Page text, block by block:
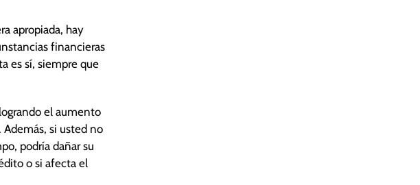
sufrirá un
o los
crédito
profesional
en un solo
reducir el
apropiada, hay
financieras
es sí, siempre que
el aumento
Además, si usted no
podría dañar su
o si afecta el